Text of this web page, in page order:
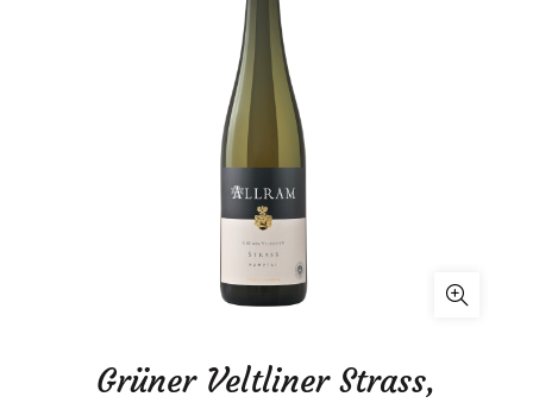
Grüner Veltliner Strass,